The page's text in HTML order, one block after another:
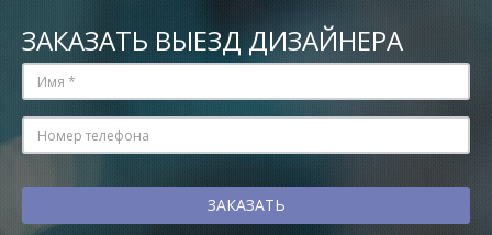
ЗАКАЗАТЬ ВЫЕЗД ДИЗАЙНЕРА